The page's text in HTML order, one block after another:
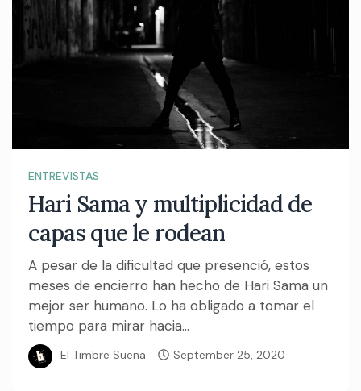
ENTREVISTAS
Hari Sama y multiplicidad de
capas que le rodean
A pesar de la dificultad que presenció, estos
meses de encierro han hecho de Hari Sama un
mejor ser humano. Lo ha obligado a tomar el
tiempo para mirar hacia...
El Timbre Suena September 25, 2020